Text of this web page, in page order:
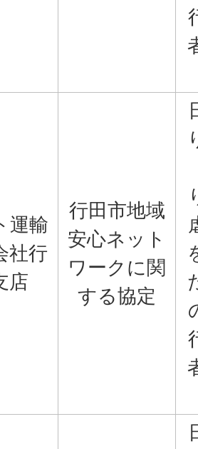
運輸
社行
店
行田市地域
安心ネット
ワークに関
する協定